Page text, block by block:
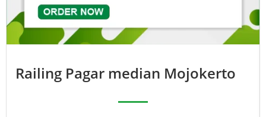
Railing Pagar median Mojokerto